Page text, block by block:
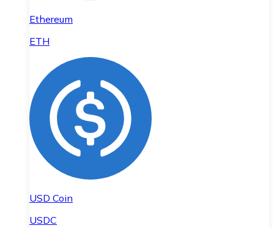
Ethereum
ETH
USD Coin
USDC